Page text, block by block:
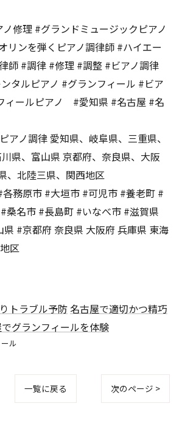
修理 #グランドミュージックピアノ
リンを弾くピアノ調律師 #ハイエー
師 #調律 #修理 #調整 #ビアノ調律
タルピアノ #グランフィール #ビア
ールピアノ #愛知県 #名古屋 #名
アノ調律 愛知県、岐阜県、三重県、
県、富山県 京都府、奈良県、大阪
、北陸三県、関西地区
務原市 #大垣市 #可児市 #養老町 #
桑名市 #長島町 #いなべ市 #滋賀県
県 #京都府 奈良県 大阪府 兵庫県 東海
区
トラブル予防 名古屋で適切かつ精巧
グランフィールを体験
ル
一覧に戻る 次のページ >